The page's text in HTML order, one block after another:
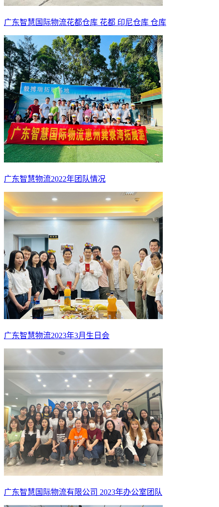
广东智慧国际物流花都仓库 花都 印尼仓库 仓库
广东智慧物流2022年团队情况
广东智慧物流2023年3月生日会
广东智慧国际物流有限公司 2023年办公室团队